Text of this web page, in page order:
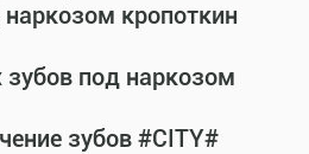
кропоткин
под наркозом
зубов #CITY#